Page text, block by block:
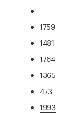
1759
1481
1764
1365
473
1993